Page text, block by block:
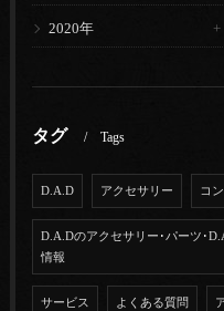
2020年
タグ Tags
D.A.D アクセサリー コ
D.A.Dのアクセサリー･パーツ･
情報
サービス よくある質問